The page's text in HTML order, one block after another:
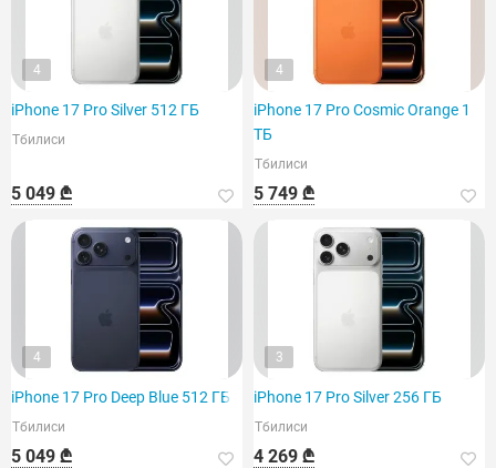
4
iPhone 17 Pro Silver 512 ГБ
Тбилиси
5 049 ₾
4
iPhone 17 Pro Cosmic Orange 1
ТБ
Тбилиси
5 749 ₾
4
iPhone 17 Pro Deep Blue 512 ГБ
Тбилиси
5 049 ₾
3
iPhone 17 Pro Silver 256 ГБ
Тбилиси
4 269 ₾